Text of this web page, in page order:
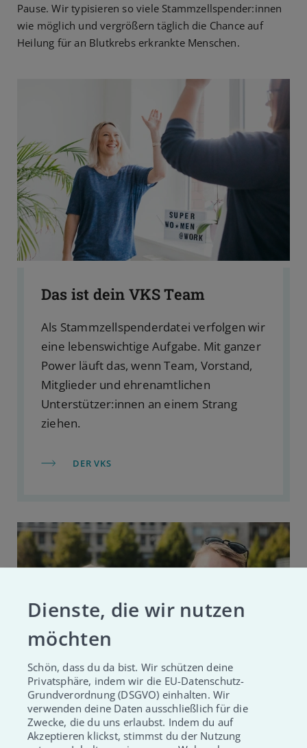
Pause. Wir typisieren so viele Stammzellspender:innen
wie möglich und vergrößern täglich die Chance auf
Heilung für an Blutkrebs erkrankte Menschen.
Das ist dein VKS Team
Als Stammzellspenderdatei verfolgen wir
eine lebenswichtige Aufgabe. Mit ganzer
Power läuft das, wenn Team, Vorstand,
Mitglieder und ehrenamtlichen
Unterstützer:innen an einem Strang
ziehen.
DER VKS
Leben retten meets Fun im
Dienste, die wir nutzen
möchten
Schön, dass du da bist. Wir schützen deine
Privatsphäre, indem wir die EU-Datenschutz-
Grundverordnung (DSGVO) einhalten. Wir
verwenden deine Daten ausschließlich für die
Zwecke, die du uns erlaubst. Indem du auf
Akzeptieren klickst, stimmst du der Nutzung